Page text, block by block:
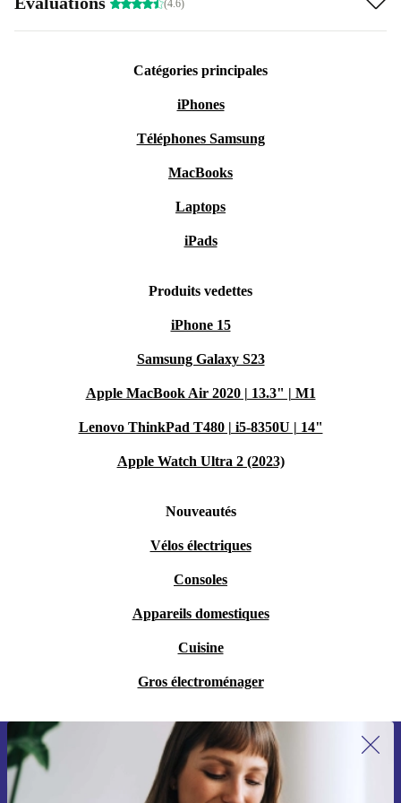
(4.6)
Catégories principales
iPhones
Téléphones Samsung
MacBooks
Laptops
iPads
Produits vedettes
iPhone 15
Samsung Galaxy S23
Apple MacBook Air 2020 | 13.3" | M1
Lenovo ThinkPad T480 | i5-8350U | 14"
Apple Watch Ultra 2 (2023)
Nouveautés
Vélos électriques
Consoles
Appareils domestiques
Cuisine
Gros électroménager
Recevoir offres et infos de refurbed
par mail